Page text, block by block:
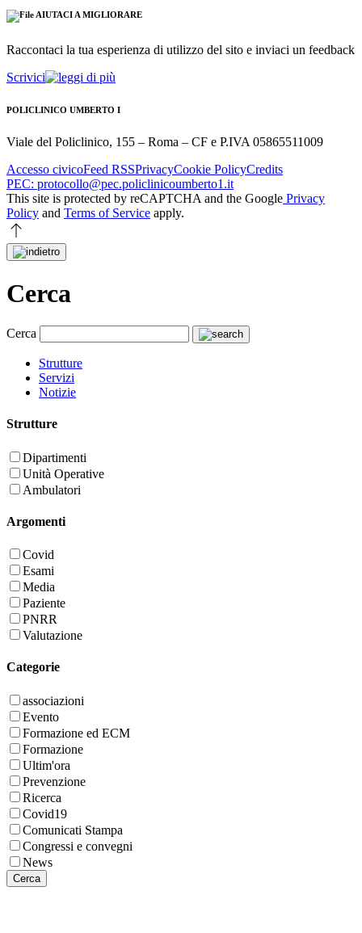
AIUTACI A MIGLIORARE
Raccontaci la tua esperienza di utilizzo del sito e inviaci un feedback
Scrivici
POLICLINICO UMBERTO I
Viale del Policlinico, 155 – Roma – CF e P.IVA 05865511009
Accesso civicoFeed RSSPrivacyCookie PolicyCredits
PEC: protocollo@pec.policlinicoumberto1.it
This site is protected by reCAPTCHA and the Google Privacy
Policy and Terms of Service apply.
Cerca
Cerca
Strutture
Servizi
Notizie
Strutture
Dipartimenti
Unità Operative
Ambulatori
Argomenti
Covid
Esami
Media
Paziente
PNRR
Valutazione
Categorie
associazioni
Evento
Formazione ed ECM
Formazione
Ultim'ora
Prevenzione
Ricerca
Covid19
Comunicati Stampa
Congressi e convegni
News
Cerca